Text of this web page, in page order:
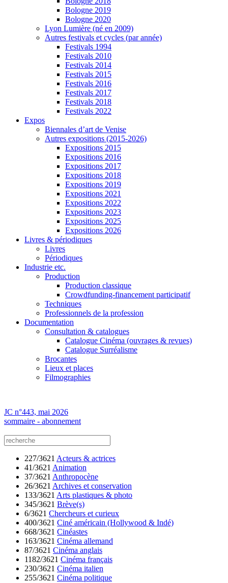
Bologne 2019
Bologne 2020
Lyon Lumière (né en 2009)
Autres festivals et cycles (par année)
Festivals 1994
Festivals 2010
Festivals 2014
Festivals 2015
Festivals 2016
Festivals 2017
Festivals 2018
Festivals 2022
Expos
Biennales d’art de Venise
Autres expositions (2015-2026)
Expositions 2015
Expositions 2016
Expositions 2017
Expositions 2018
Expositions 2019
Expositions 2021
Expositions 2022
Expositions 2023
Expositions 2025
Expositions 2026
Livres & périodiques
Livres
Périodiques
Industrie etc.
Production
Production classique
Crowdfunding-financement participatif
Techniques
Professionnels de la profession
Documentation
Consultation & catalogues
Catalogue Cinéma (ouvrages & revues)
Catalogue Surréalisme
Brocantes
Lieux et places
Filmographies
JC n°443, mai 2026
sommaire - abonnement
227/3621 Acteurs & actrices
41/3621 Animation
37/3621 Anthropocène
26/3621 Archives et conservation
133/3621 Arts plastiques & photo
345/3621 Brève(s)
6/3621 Chercheurs et curieux
400/3621 Ciné américain (Hollywood & Indé)
668/3621 Cinéastes
163/3621 Cinéma allemand
87/3621 Cinéma anglais
1182/3621 Cinéma français
230/3621 Cinéma italien
255/3621 Cinéma politique